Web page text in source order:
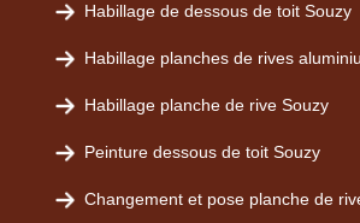
Habillage de dessous de toit Souzy
Habillage planches de rives
Habillage planche de rive Souzy
Peinture dessous de toit Souzy
Changement et pose planche de